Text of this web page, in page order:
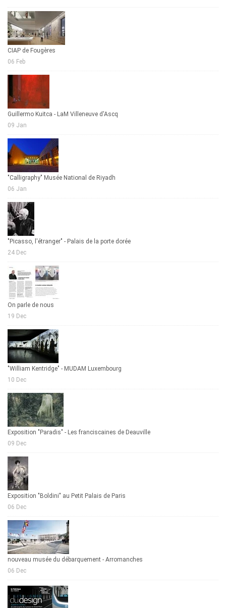
CIAP de Fougères
06 Feb
Guillermo Kuitca - LaM Villeneuve d'Ascq
09 Jan
"Calligraphy" Musée National de Riyadh
06 Jan
"Picasso, l'étranger" - Palais de la porte dorée
24 Dec
On parle de nous
19 Dec
"William Kentridge" - MUDAM Luxembourg
10 Dec
Exposition "Paradis" - Les franciscaines de Deauville
09 Dec
Exposition "Boldini" au Petit Palais de Paris
06 Dec
nouveau musée du débarquement - Arromanches
06 Dec